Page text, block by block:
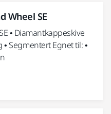
Wheel SE
• Diamantkappeskive
Segmentert Egnet til: •